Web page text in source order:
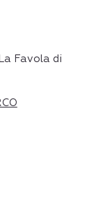
Favola di